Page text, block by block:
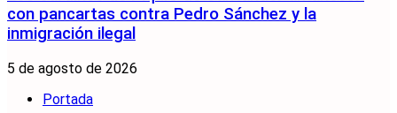
con pancartas contra Pedro Sánchez y la
inmigración ilegal
5 de agosto de 2026
Portada